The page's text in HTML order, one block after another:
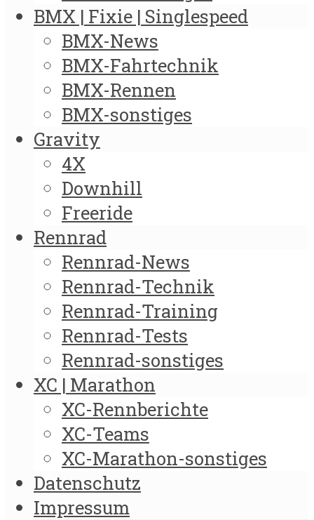
BMX | Fixie | Singlespeed
BMX-News
BMX-Fahrtechnik
BMX-Rennen
BMX-sonstiges
Gravity
4X
Downhill
Freeride
Rennrad
Rennrad-News
Rennrad-Technik
Rennrad-Training
Rennrad-Tests
Rennrad-sonstiges
XC | Marathon
XC-Rennberichte
XC-Teams
XC-Marathon-sonstiges
Datenschutz
Impressum